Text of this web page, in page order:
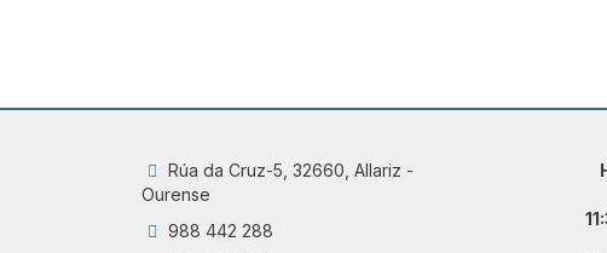
Rúa da Cruz-5, 32660, Allariz -
Ourense
988 442 288